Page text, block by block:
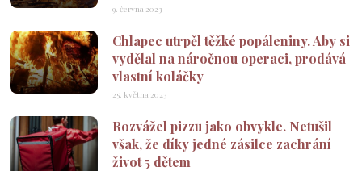
9. června 2023
Chlapec utrpěl těžké popáleniny. Aby si
vydělal na náročnou operaci, prodává
vlastní koláčky
25. května 2023
Rozvážel pizzu jako obvykle. Netušil
však, že díky jedné zásilce zachrání
život 5 dětem